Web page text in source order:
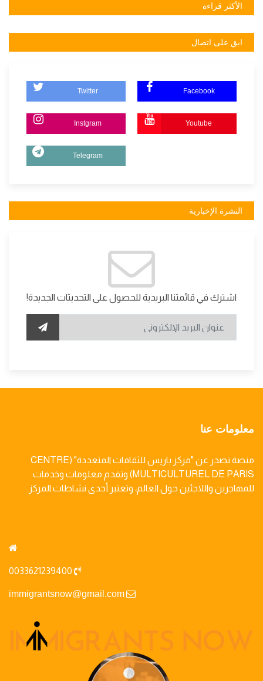
الأكثر قراءة
ابق على اتصال
Twitter Facebook
Instgram Youtube
Telegram
النشرة الإخبارية
اشترك في قائمتنا البريدية للحصول على التحديثات الجديدة!
معلومات عنا
منصة تصدر عن "مركز باريس للثقافات المتعددة" (CENTRE
MULTICULTUREL DE PARIS) وتقدم معلومات وخدمات
للمهاجرين واللاجئين حول العالم، وتعتبر أحدى نشاطات المركز.
immigrantsnow@gmail.com